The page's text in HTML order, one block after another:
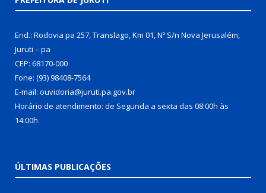
End.: Rodovia pa 257, Translago, Km 01, Nº S/n Nova Jerusalém,
Juruti – pa
CEP: 68170-000
Fone: (93) 98408-7564
E-mail: ouvidoria@juruti.pa.gov.br
Horário de atendimento: de Segunda a sexta das 08:00h às
14:00h
ÚLTIMAS PUBLICAÇÕES